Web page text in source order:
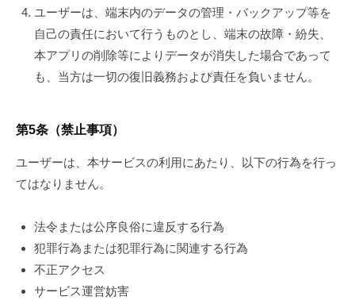
ユーザーは、端末内のデータの管理・バックアップ等を
自己の責任において行うものとし、端末の故障・紛失、
本アプリの削除等によりデータが消失した場合であって
も、当方は一切の復旧義務および責任を負いません。
第5条（禁止事項）
ユーザーは、本サービスの利用にあたり、以下の行為を行っ
てはなりません。
法令または公序良俗に違反する行為
犯罪行為または犯罪行為に関連する行為
不正アクセス
サービス運営妨害